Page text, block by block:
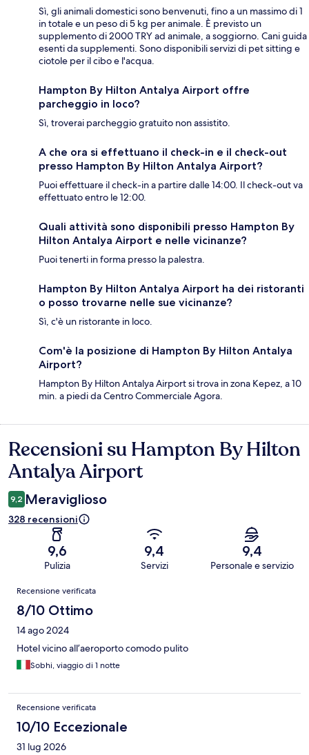
Sì, gli animali domestici sono benvenuti, fino a un massimo di 1
in totale e un peso di 5 kg per animale. È previsto un
supplemento di 2000 TRY ad animale, a soggiorno. Cani guida
esenti da supplementi. Sono disponibili servizi di pet sitting e
ciotole per il cibo e l'acqua.
Hampton By Hilton Antalya Airport offre
parcheggio in loco?
Sì, troverai parcheggio gratuito non assistito.
A che ora si effettuano il check-in e il check-out
presso Hampton By Hilton Antalya Airport?
Puoi effettuare il check-in a partire dalle 14:00. Il check-out va
effettuato entro le 12:00.
Quali attività sono disponibili presso Hampton By
Hilton Antalya Airport e nelle vicinanze?
Puoi tenerti in forma presso la palestra.
Hampton By Hilton Antalya Airport ha dei ristoranti
o posso trovarne nelle sue vicinanze?
Sì, c'è un ristorante in loco.
Com'è la posizione di Hampton By Hilton Antalya
Airport?
Hampton By Hilton Antalya Airport si trova in zona Kepez, a 10
min. a piedi da Centro Commerciale Agora.
Recensioni
Recensioni su Hampton By Hilton
Antalya Airport
9,2 Meraviglioso
328 recensioni
9,6
Pulizia
9,4
Servizi
9,4
Personale e servizio
Recensioni
Recensione verificata
8/10 Ottimo
14 ago 2024
Hotel vicino all’aeroporto comodo pulito
Sobhi, viaggio di 1 notte
Recensione verificata
10/10 Eccezionale
31 lug 2026